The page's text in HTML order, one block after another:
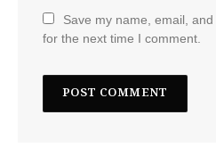
Save my name, email,
for the next time I comment.